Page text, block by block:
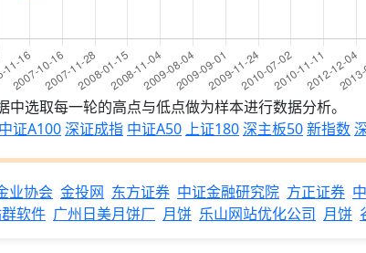
中选取每一轮的高点与低点做为样本进行数据分析。
中证A100深证成指 中证A50 上证180深主板50新指数
业协会 金投网 东方证券 中证金融研究院 方正证券
软件 广州日美月饼厂 月饼 乐山网站优化公司 月饼